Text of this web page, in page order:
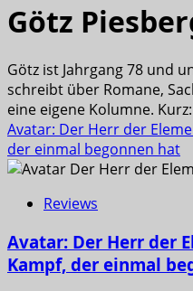
Götz
Götz ist Jahrgang 78 und
schreibt über Romane,
eine eigene Kolumne.
Avatar: Der Herr der
der einmal begonnen hat
Reviews
Avatar: Der Herr der
Kampf, der einmal